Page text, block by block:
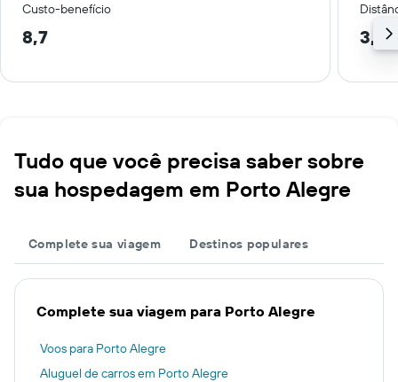
Custo-benefício
8,7 3,1
Tudo que você precisa saber sobre
sua hospedagem em Porto Alegre
Complete sua viagem Destinos populares
Complete sua viagem para Porto Alegre
Voos para Porto Alegre
Aluguel de carros em Porto Alegre